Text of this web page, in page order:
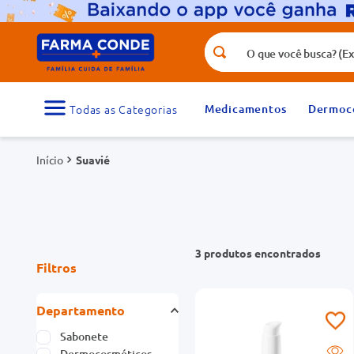
O que você busca? (Ex.: vitamina,
Medicamentos
Suavié
Filtros
Departamento
Sabonete
3 produtos
Termos mais buscados
1
medicamento